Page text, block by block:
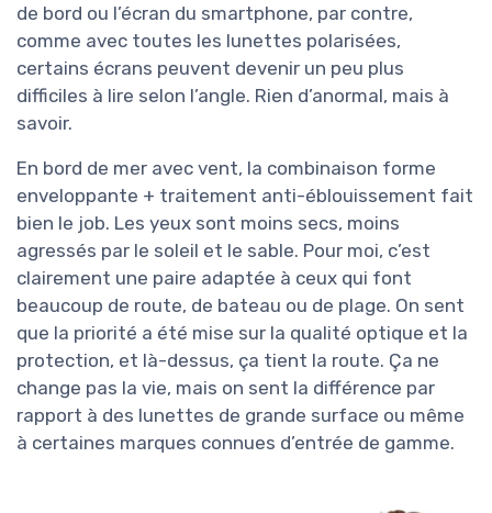
de bord ou l’écran du smartphone, par contre,
comme avec toutes les lunettes polarisées,
certains écrans peuvent devenir un peu plus
difficiles à lire selon l’angle. Rien d’anormal, mais à
savoir.
En bord de mer avec vent, la combinaison forme
enveloppante + traitement anti-éblouissement fait
bien le job. Les yeux sont moins secs, moins
agressés par le soleil et le sable. Pour moi, c’est
clairement une paire adaptée à ceux qui font
beaucoup de route, de bateau ou de plage. On sent
que la priorité a été mise sur la qualité optique et la
protection, et là-dessus, ça tient la route. Ça ne
change pas la vie, mais on sent la différence par
rapport à des lunettes de grande surface ou même
à certaines marques connues d’entrée de gamme.